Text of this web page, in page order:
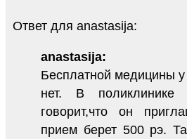
Ответ для anastasija:
anastasija:
Бесплатной медицины
нет. В поликлинике
говорит,что он
прием берет 500 рэ.